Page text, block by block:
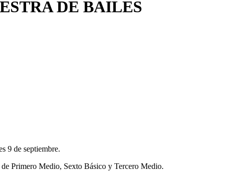
DE BAILES
9 de septiembre.
Primero Medio, Sexto Básico y Tercero Medio.